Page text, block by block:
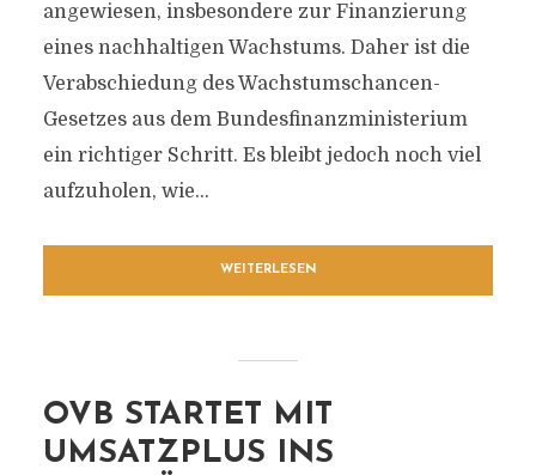
angewiesen, insbesondere zur Finanzierung
eines nachhaltigen Wachstums. Daher ist die
Verabschiedung des Wachstumschancen-
Gesetzes aus dem Bundesfinanzministerium
ein richtiger Schritt. Es bleibt jedoch noch viel
aufzuholen, wie...
WEITERLESEN
OVB STARTET MIT
UMSATZPLUS INS